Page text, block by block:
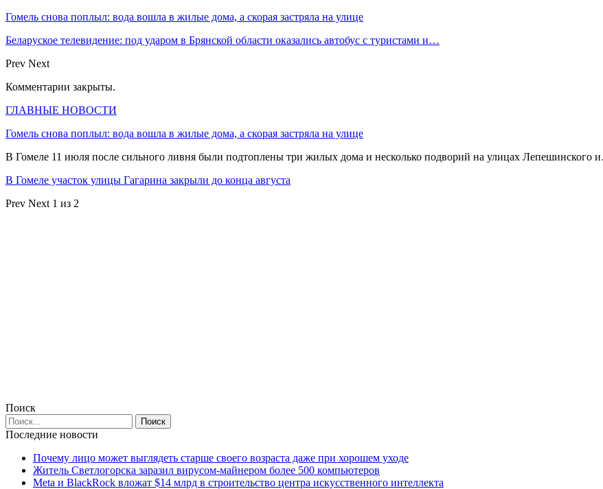
Гомель снова поплыл: вода вошла в жилые дома, а скорая застряла на улице
Беларуское телевидение: под ударом в Брянской области оказались автобус с туристами и…
Prev Next
Комментарии закрыты.
ГЛАВНЫЕ НОВОСТИ
Гомель снова поплыл: вода вошла в жилые дома, а скорая застряла на улице
В Гомеле 11 июля после сильного ливня были подтоплены три жилых дома и несколько подворий на улицах Лепешинского
В Гомеле участок улицы Гагарина закрыли до конца августа
Prev Next 1 из 2
Поиск
Последние новости
Почему лицо может выглядеть старше своего возраста даже при хорошем уходе
Житель Светлогорска заразил вирусом-майнером более 500 компьютеров
Meta и BlackRock вложат $14 млрд в строительство центра искусственного интеллекта